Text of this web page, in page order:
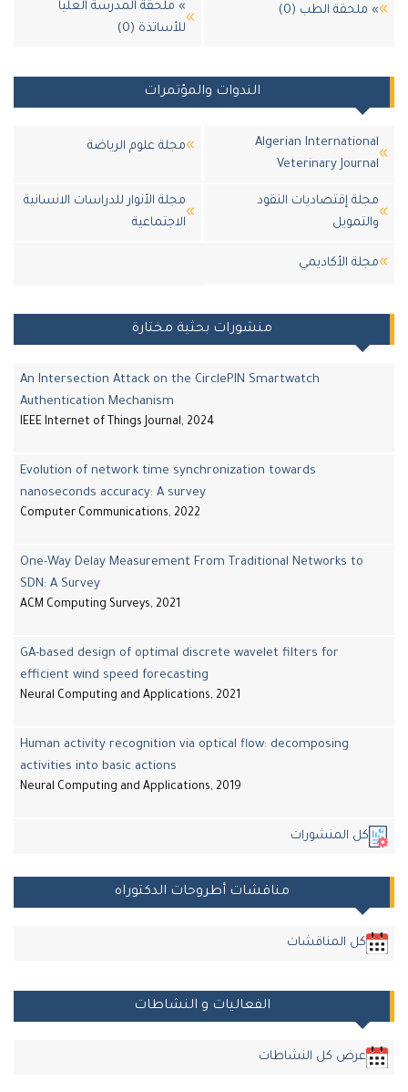
الطب (0)
» ملحقة المدرسة العليا
للأساتذة (0)
الندوات والمؤتمرات
Algerian
Veterinary
مجلة علوم الرياضة
إقتصاديات النقود
مجلة الأنوار للدراسات الانسانية
الاجتماعية
اﻷكاديمي
منشورات بحثية مختارة
An Intersection Attack on the CirclePIN Smartwatch
Authentication Mechanism
IEEE Internet of Things Journal, 2024
Evolution of network time synchronization towards
nanoseconds accuracy: A survey
Computer Communications, 2022
One-Way Delay Measurement From Traditional Networks to
SDN: A Survey
ACM Computing Surveys, 2021
GA-based design of optimal discrete wavelet filters for
efficient wind speed forecasting
Neural Computing and Applications, 2021
Human activity recognition via optical flow: decomposing
activities into basic actions
Neural Computing and Applications, 2019
المنشورات
مناقشات أطروحات الدكتوراه
كل المناقشات
الفعاليات و النشاطات
عرض كل النشاطات